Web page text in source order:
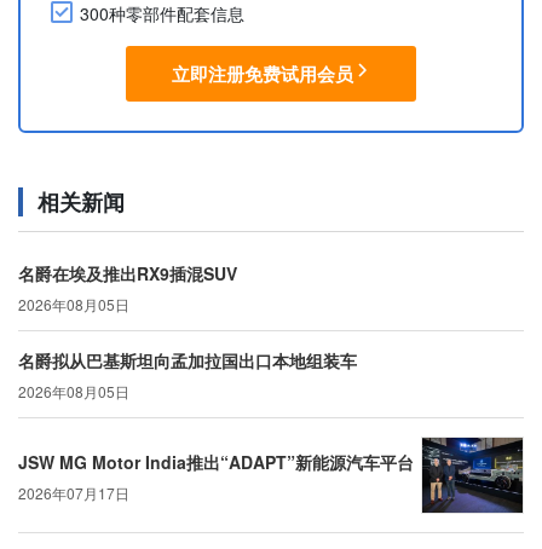
300种零部件配套信息
立即注册免费试用会员
相关新闻
名爵在埃及推出RX9插混SUV
2026年08月05日
名爵拟从巴基斯坦向孟加拉国出口本地组装车
2026年08月05日
JSW MG Motor India推出“ADAPT”新能源汽车平台
2026年07月17日